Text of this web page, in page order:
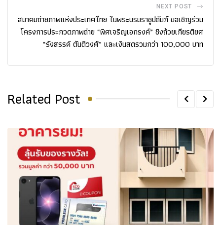
NEXT POST
สมาคมถ่ายภาพแห่งประเทศไทย ในพระบรมราชูปถัมภ์ ขอเชิญร่วม
โครงการประกวดภาพถ่าย “พิศเจริญเอกรงค์” ชิงถ้วยเกียรติยศ
“รังสรรค์ ตันติวงศ์” และเงินสดรวมกว่า 100,000 บาท
Related Post